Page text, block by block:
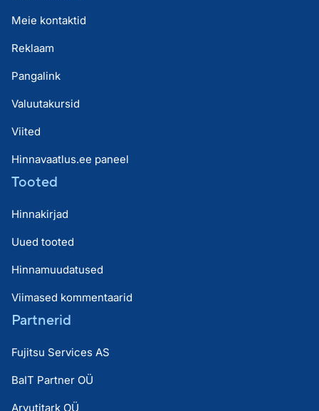
Meie kontaktid
Reklaam
Pangalink
Valuutakursid
Viited
Hinnavaatlus.ee paneel
Tooted
Hinnakirjad
Uued tooted
Hinnamuudatused
Viimased kommentaarid
Partnerid
Fujitsu Services AS
BaIT Partner OÜ
Arvutitark OÜ